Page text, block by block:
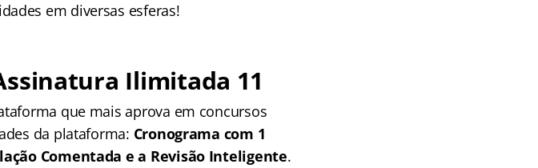
em diversas esferas!
Ilimitada 11
que mais aprova em concursos
da plataforma: Cronograma com 1
Comentada e a Revisão Inteligente.